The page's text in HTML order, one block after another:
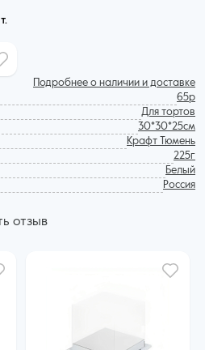
Подробнее о наличии и доставке
65р
Для тортов
30*30*25см
Крафт Тюмень
225г
Белый
Россия
отзыв